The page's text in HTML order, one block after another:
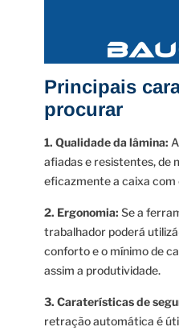
Principais
procurar
1. Qualidade da lâmina:
afiadas e resistentes, de
eficazmente a caixa com
2. Ergonomia: Se a
trabalhador poderá
conforto e o mínimo de
assim a produtividade.
3. Caraterísticas de
retração automática é